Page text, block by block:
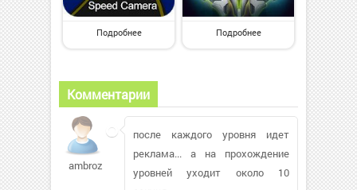
Подробнее Подробнее
Комментарии
ambrozoo
после каждого уровня идет
реклама... а на прохождение
уровней уходит около 10